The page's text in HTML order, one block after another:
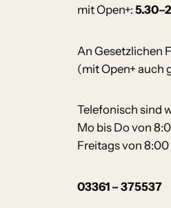
mit Open+:
An Gesetzlichen
(mit Open+ auch
Telefonisch sind
Mo bis Do von
Freitags von
03361 – 375537